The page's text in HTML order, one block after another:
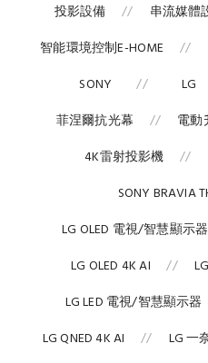
投影設備
串流媒體
智能環境控制E-HOME
SONY
LG
菲涅爾抗光幕
電動
4K雷射投影機
SONY BRAVIA
LG OLED 電視/智慧顯示器
LG OLED 4K AI
LG LED 電視/智慧顯示器
LG QNED 4K AI
LG 一